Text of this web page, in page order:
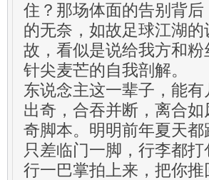
住？那场体面的告别背
的无奈，如故足球江湖
故，看似是说给我方和
针尖麦芒的自我剖解。
东说念主这一辈子，能
出奇，合吞并断，离合
奇脚本。明明前年夏天
只差临门一脚，行李都
行一巴掌拍上来，把你